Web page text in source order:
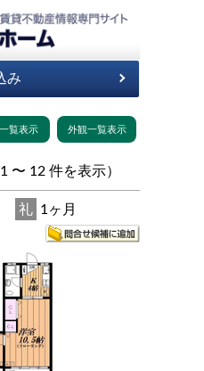
（ 1 〜 12 件を表示）
礼 1ヶ月